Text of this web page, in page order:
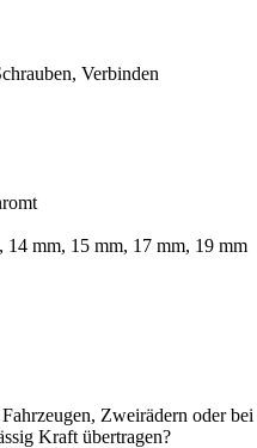
Verbinden
mm, 15 mm, 17 mm, 19 mm
Zweirädern oder bei
Kraft übertragen?